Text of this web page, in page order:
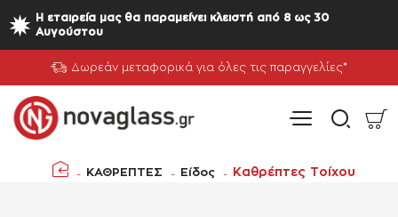
Η εταιρεία μας θα παραμείνει κλειστή από 8 ως 30
Αυγούστου
Δωρεάν μεταφορικά για όλες τις παραγγελίες*
ΚΑΘΡΕΠΤΕΣ Είδος Καθρέπτες Τοίχου